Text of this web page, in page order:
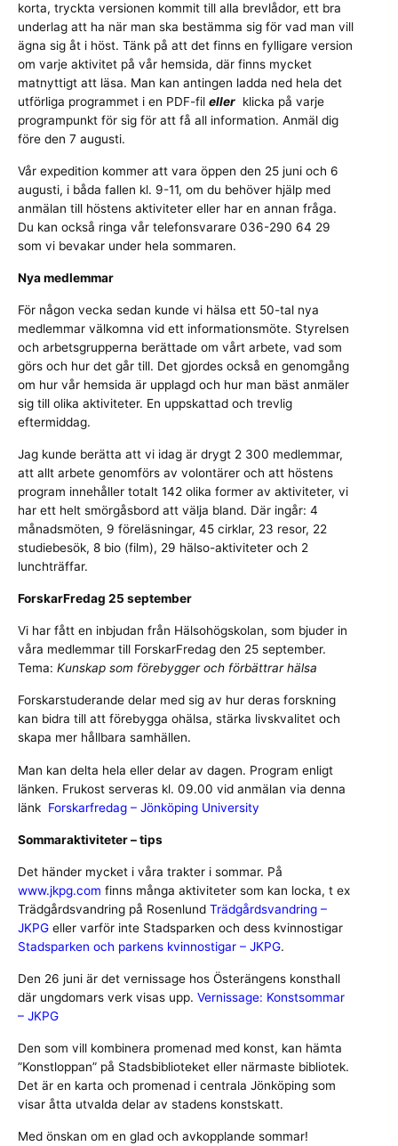
korta, tryckta versionen kommit till alla brevlådor, ett bra
underlag att ha när man ska bestämma sig för vad man vill
ägna sig åt i höst. Tänk på att det finns en fylligare version
om varje aktivitet på vår hemsida, där finns mycket
matnyttigt att läsa. Man kan antingen ladda ned hela det
utförliga programmet i en PDF-fil eller klicka på varje
programpunkt för sig för att få all information. Anmäl dig
före den 7 augusti.
Vår expedition kommer att vara öppen den 25 juni och 6
augusti, i båda fallen kl. 9-11, om du behöver hjälp med
anmälan till höstens aktiviteter eller har en annan fråga.
Du kan också ringa vår telefonsvarare 036-290 64 29
som vi bevakar under hela sommaren.
Nya medlemmar
För någon vecka sedan kunde vi hälsa ett 50-tal nya
medlemmar välkomna vid ett informationsmöte. Styrelsen
och arbetsgrupperna berättade om vårt arbete, vad som
görs och hur det går till. Det gjordes också en genomgång
om hur vår hemsida är upplagd och hur man bäst anmäler
sig till olika aktiviteter. En uppskattad och trevlig
eftermiddag.
Jag kunde berätta att vi idag är drygt 2 300 medlemmar,
att allt arbete genomförs av volontärer och att höstens
program innehåller totalt 142 olika former av aktiviteter, vi
har ett helt smörgåsbord att välja bland. Där ingår: 4
månadsmöten, 9 föreläsningar, 45 cirklar, 23 resor, 22
studiebesök, 8 bio (film), 29 hälso-aktiviteter och 2
lunchträffar.
ForskarFredag 25 september
Vi har fått en inbjudan från Hälsohögskolan, som bjuder in
våra medlemmar till ForskarFredag den 25 september.
Tema: Kunskap som förebygger och förbättrar hälsa
Forskarstuderande delar med sig av hur deras forskning
kan bidra till att förebygga ohälsa, stärka livskvalitet och
skapa mer hållbara samhällen.
Man kan delta hela eller delar av dagen. Program enligt
länken. Frukost serveras kl. 09.00 vid anmälan via denna
länk Forskarfredag – Jönköping University
Sommaraktiviteter – tips
Det händer mycket i våra trakter i sommar. På
www.jkpg.com finns många aktiviteter som kan locka, t ex
Trädgårdsvandring på Rosenlund Trädgårdsvandring –
JKPG eller varför inte Stadsparken och dess kvinnostigar
Stadsparken och parkens kvinnostigar – JKPG.
Den 26 juni är det vernissage hos Österängens konsthall
där ungdomars verk visas upp. Vernissage: Konstsommar
– JKPG
Den som vill kombinera promenad med konst, kan hämta
”Konstloppan” på Stadsbiblioteket eller närmaste bibliotek.
Det är en karta och promenad i centrala Jönköping som
visar åtta utvalda delar av stadens konstskatt.
Med önskan om en glad och avkopplande sommar!